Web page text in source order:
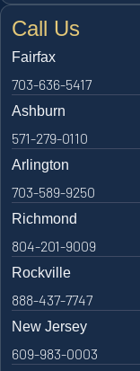
Call Us
Fairfax
703-636-5417
Ashburn
571-279-0110
Arlington
703-589-9250
Richmond
804-201-9009
Rockville
888-437-7747
New Jersey
609-983-0003